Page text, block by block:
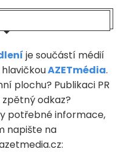
je součástí médií
AZETmédia.
plochu? Publikaci PR
odkaz?
potřebné informace,
napište na